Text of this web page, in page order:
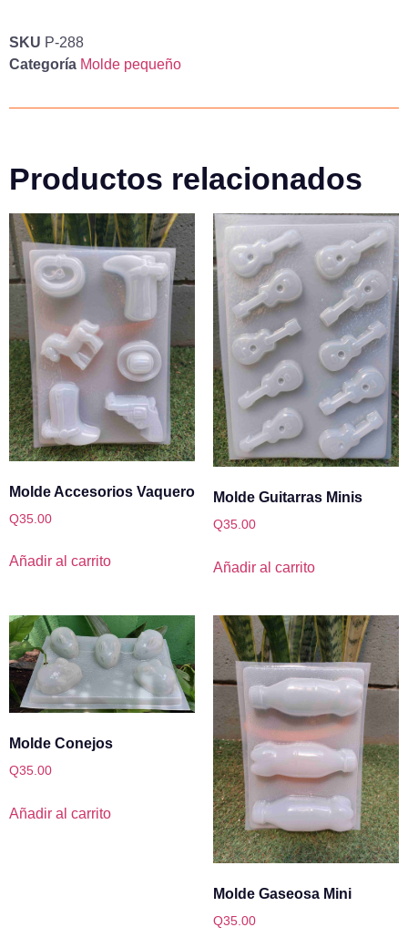
SKU P-288
Categoría Molde pequeño
Productos relacionados
Molde Accesorios Vaquero
Q35.00
Añadir al carrito
Molde Guitarras Minis
Q35.00
Añadir al carrito
Molde Conejos
Q35.00
Añadir al carrito
Molde Gaseosa Mini
Q35.00